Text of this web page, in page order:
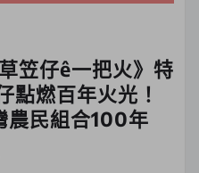
笠仔ê一把火》特
點燃百年火光！
農民組合100年